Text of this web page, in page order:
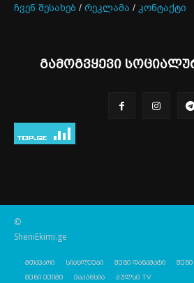
ჩვენ შესახებ / რეკლამა / კონტაქტი
გამოგვყევი
©
SheniEkimi.ge
მთავარი სიახლეები შენი დანამატი
შენი ექიმი
ვაკანსია პულსი TV